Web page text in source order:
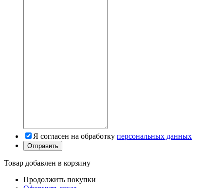
Я согласен на обработку персональных данных
Товар добавлен в корзину
Продолжить покупки